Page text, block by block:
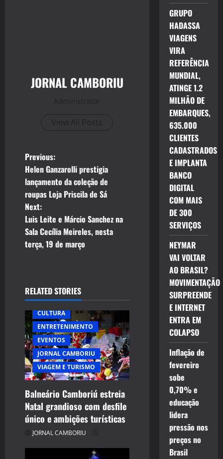
JORNAL CAMBORIU
Administrator
View All Posts
P
o
s
t
n
v
i
g
a
t
i
o
n
Previous:
Helen Ganzarolli prestigia
lançamento da coleção de
roupas Loja Priscila de Sá
Next:
Luis Leite e Márcio Sanchez na
Sala Cecília Meireles, nesta
terça, 19 de março
RELATED STORIES
CULTURA
ENTRETENIMENTO
EVENTOS
JORNAL CAMBORIU
VIAGEM E TURISMO
Balneário Camboriú estreia
Natal grandioso com desfile
único e ambições turísticas
JORNAL CAMBORIU
GRUPO
HADASSA
VIAGENS
VIRA
REFERÊNCIA
MUNDIAL,
ATINGE 1.2
MILHÃO DE
EMBARQUES,
635.000
CLIENTES
CADASTRADOS
E IMPLANTA
BANCO
DIGITAL
COM MAIS
DE 300
SERVIÇOS
NEYMAR
VAI VOLTAR
AO BRASIL?
MOVIMENTAÇÃO
SURPREENDE
E INTERNET
ENTRA EM
COLAPSO
Inflação de
fevereiro
sobe
0,70% e
educação
lidera
pressão nos
preços no
Brasil